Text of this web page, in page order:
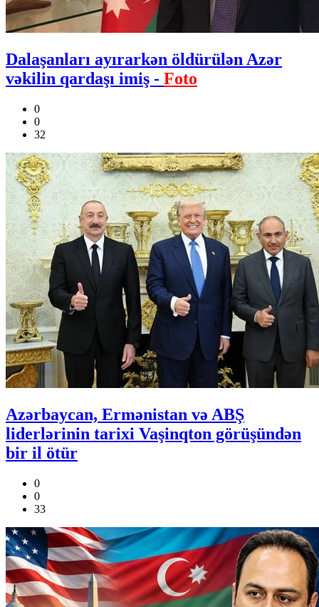
Dalaşanları ayırarkən öldürülən Azər
vəkilin qardaşı imiş - Foto
0
0
32
Azərbaycan, Ermənistan və ABŞ
liderlərinin tarixi Vaşinqton görüşündən
bir il ötür
0
0
33